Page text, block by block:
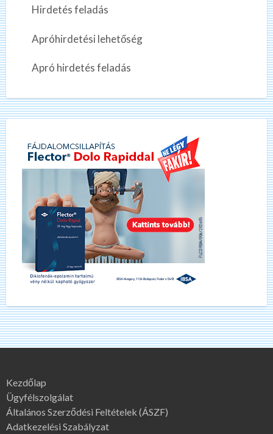
Hirdetés feladás
Apróhirdetési lehetőség
Apró hirdetés feladás
Kezdőlap
Ügyfélszolgálat
Általános Szerződési Feltételek (ÁSZF)
Adatkezelési Szabályzat